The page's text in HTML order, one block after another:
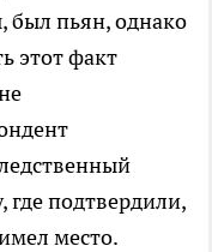
был пьян, однако
этот факт
где подтвердили,
место.